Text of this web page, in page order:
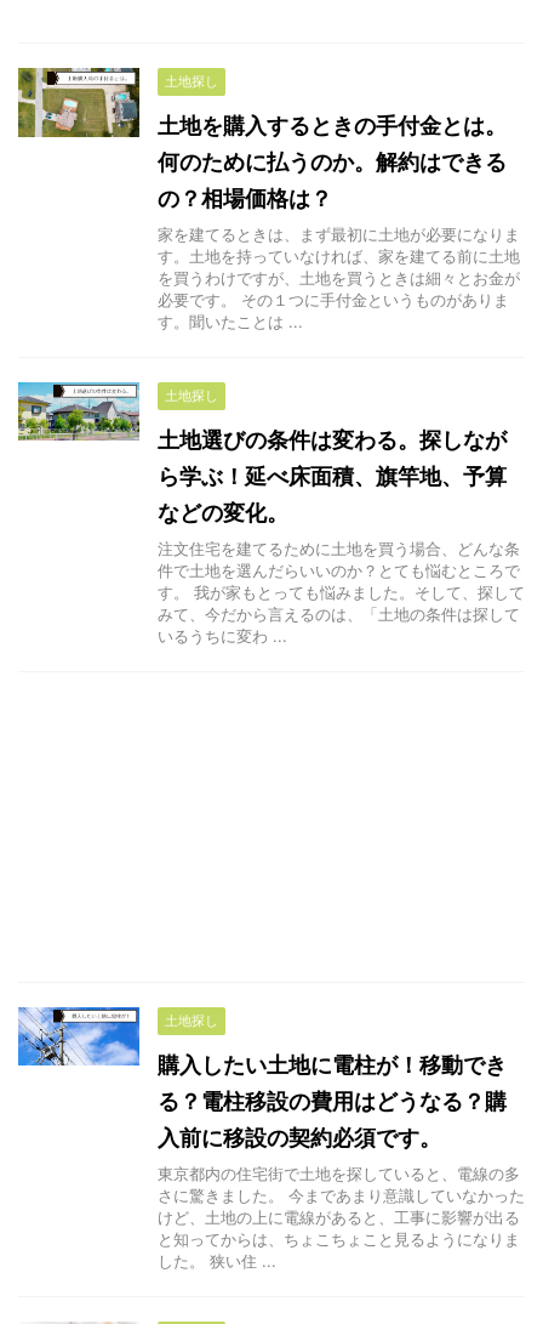
土地探し
土地を購入するときの手付金とは。
何のために払うのか。解約はできる
の？相場価格は？
家を建てるときは、まず最初に土地が必要になりま
す。土地を持っていなければ、家を建てる前に土地
を買うわけですが、土地を買うときは細々とお金が
必要です。 その１つに手付金というものがありま
す。聞いたことは ...
土地探し
土地選びの条件は変わる。探しなが
ら学ぶ！延べ床面積、旗竿地、予算
などの変化。
注文住宅を建てるために土地を買う場合、どんな条
件で土地を選んだらいいのか？とても悩むところで
す。 我が家もとっても悩みました。そして、探して
みて、今だから言えるのは、「土地の条件は探して
いるうちに変わ ...
土地探し
購入したい土地に電柱が！移動でき
る？電柱移設の費用はどうなる？購
入前に移設の契約必須です。
東京都内の住宅街で土地を探していると、電線の多
さに驚きました。 今まであまり意識していなかった
けど、土地の上に電線があると、工事に影響が出る
と知ってからは、ちょこちょこと見るようになりま
した。 狭い住 ...